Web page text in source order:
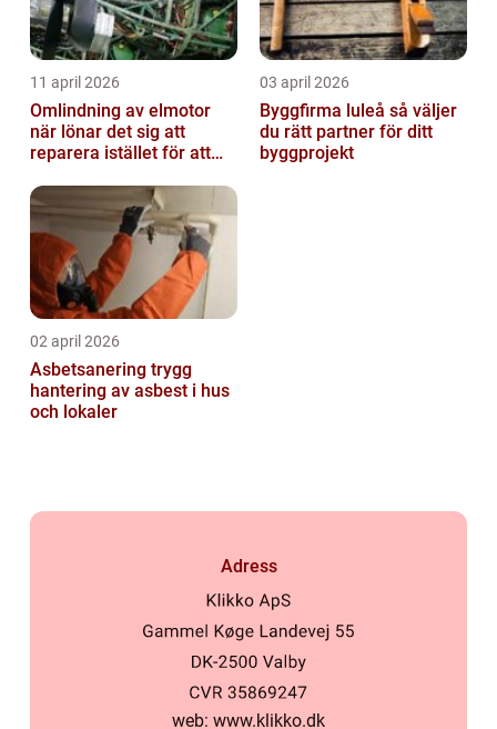
11 april 2026
Omlindning av elmotor
när lönar det sig att
reparera istället för att
03 april 2026
Byggfirma luleå så väljer
du rätt partner för ditt
byggprojekt
02 april 2026
Asbetsanering trygg
hantering av asbest i hus
och lokaler
Adress
web: www.klikko.dk